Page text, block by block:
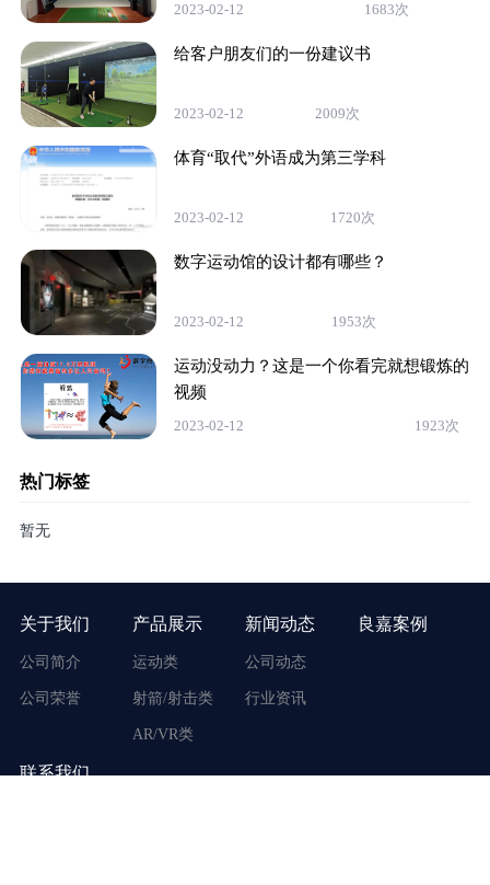
2023-02-12 1683次
给客户朋友们的一份建议书
2023-02-12 2009次
体育“取代”外语成为第三学科
2023-02-12 1720次
数字运动馆的设计都有哪些？
2023-02-12 1953次
运动没动力？这是一个你看完就想锻炼的
视频
2023-02-12 1923次
热门标签
暂无
关于我们
公司简介
公司荣誉
产品展示
运动类
射箭/射击类
AR/VR类
新闻动态
公司动态
行业资讯
良嘉案例
联系我们